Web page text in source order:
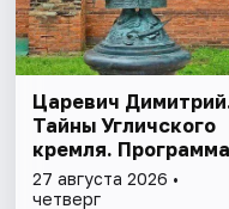
Царевич
Тайны Угличского
кремля. Программа
27 августа 2026 •
четверг